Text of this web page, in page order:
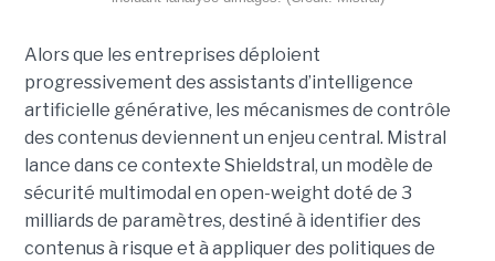
Alors que les entreprises déploient
progressivement des assistants d’intelligence
artificielle générative, les mécanismes de contrôle
des contenus deviennent un enjeu central. Mistral
lance dans ce contexte Shieldstral, un modèle de
sécurité multimodal en open-weight doté de 3
milliards de paramètres, destiné à identifier des
contenus à risque et à appliquer des politiques de